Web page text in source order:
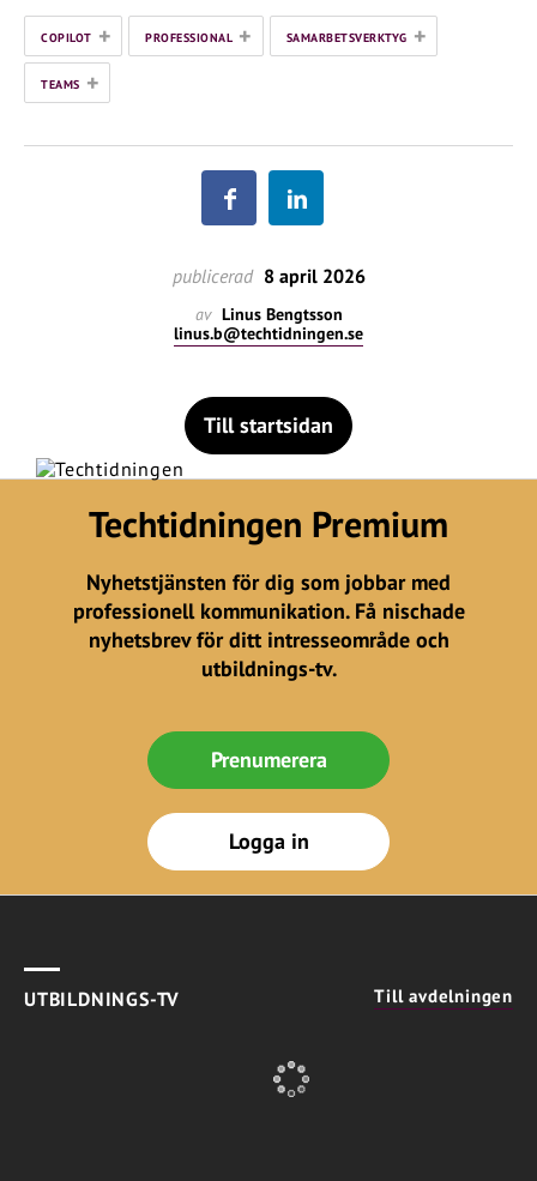
COPILOT + PROFESSIONAL + SAMARBETSVERKTYG +
TEAMS +
publicerad 8 april 2026
av Linus Bengtsson
linus.b@techtidningen.se
Till startsidan
Techtidningen Premium
Nyhetstjänsten för dig som jobbar med
professionell kommunikation. Få nischade
nyhetsbrev för ditt intresseområde och
utbildnings-tv.
Prenumerera
Logga in
UTBILDNINGS-TV Till avdelningen